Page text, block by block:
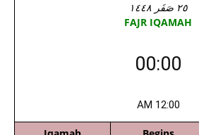
٢٥ صَفَر ١٤٤٨
FAJR IQAMAH
00:00
12:00 AM